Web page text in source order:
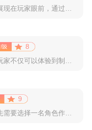
游戏以简洁明快的界面展现在玩家眼前，通过简单的滑动屏幕即可控...
8
9